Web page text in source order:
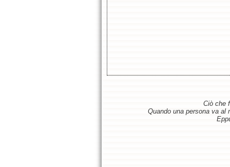
Ciò che
Quando una persona va